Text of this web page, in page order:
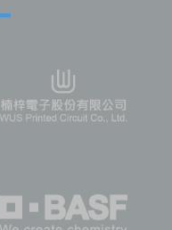
をもたらします。
ロセスにおける金
について詳しく解
標
現